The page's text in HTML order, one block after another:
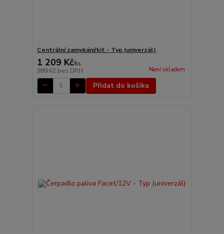
Centrální zamykání/kit - Typ (univerzál)
1 209 Kč/ks
999 Kč bez DPH Není skladem
Přidat do košíku